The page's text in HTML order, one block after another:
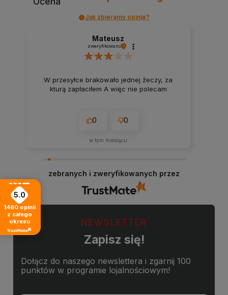
Jak zbieramy opinie?
Mateusz
zweryfikowano
W przesyłce brakowało jednej żeczy, za
kturą zapłaciłem A więc nie polecam
0 0
w tym miesiącu
zebranych i zweryfikowanych przez
NEWSLETTER
Zapisz się!
Dołącz do naszego newslettera i zgarnij 100
punktów w programie lojalnościowym!
5.0
1460 opinii
z całego
okresu